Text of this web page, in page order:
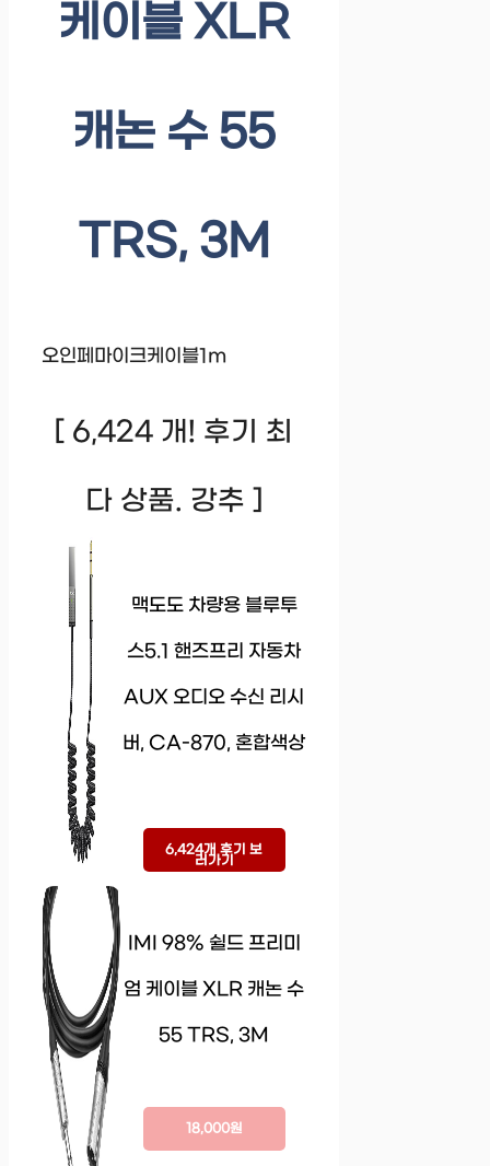
케이블 XLR
캐논 수 55
TRS, 3M
오인페마이크케이블1m
[ 6,424 개! 후기 최
다 상품. 강추 ]
맥도도 차량용 블루투
스5.1 핸즈프리 자동차
AUX 오디오 수신 리시
버, CA-870, 혼합색상
6,424개 후기 보
러가기
IMI 98% 쉴드 프리미
엄 케이블 XLR 캐논 수
55 TRS, 3M
18,000원